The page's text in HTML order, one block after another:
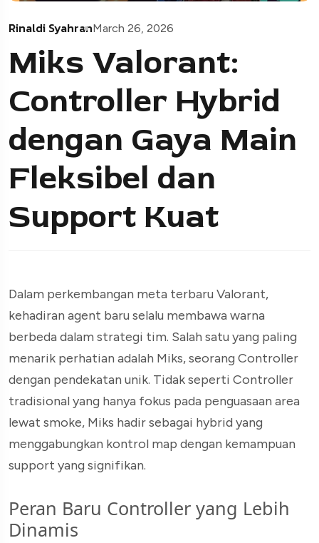
Rinaldi SyahranMarch 26, 2026
Miks Valorant:
Controller Hybrid
dengan Gaya Main
Fleksibel dan
Support Kuat
Dalam perkembangan meta terbaru Valorant,
kehadiran agent baru selalu membawa warna
berbeda dalam strategi tim. Salah satu yang paling
menarik perhatian adalah Miks, seorang Controller
dengan pendekatan unik. Tidak seperti Controller
tradisional yang hanya fokus pada penguasaan area
lewat smoke, Miks hadir sebagai hybrid yang
menggabungkan kontrol map dengan kemampuan
support yang signifikan.
Peran Baru Controller yang Lebih
Dinamis